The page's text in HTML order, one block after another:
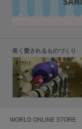
長く愛されるものづくり
WORLD ONLINE STORE